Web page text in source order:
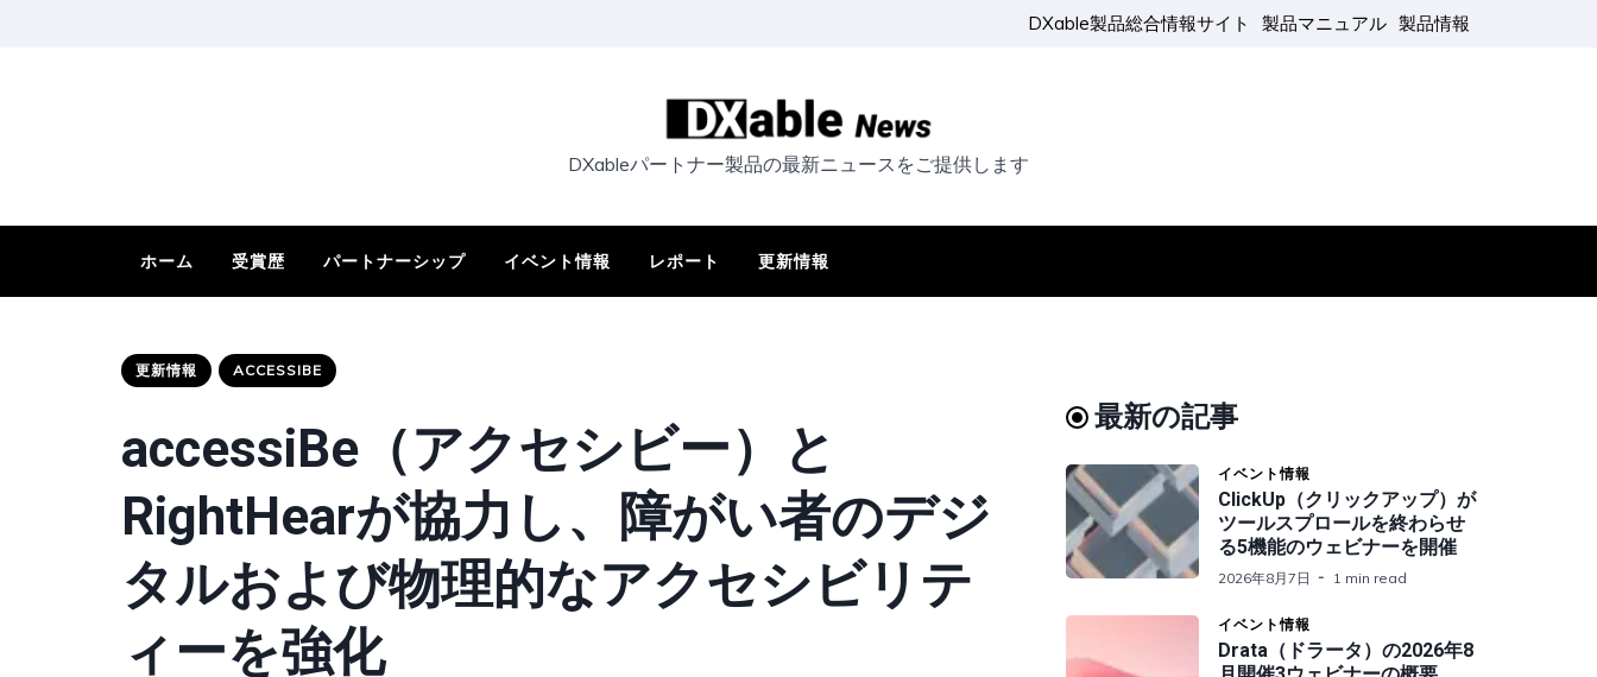
DXable製品総合情報サイト 製品マニュアル 製品情報
DXableパートナー製品の最新ニュースをご提供します
ホーム 受賞歴 パートナーシップ イベント情報 レポート 更新情報
更新情報 ACCESSIBE
accessiBe（アクセシビー）と
RightHearが協力し、障がい者のデジ
タルおよび物理的なアクセシビリテ
ィーを強化
最新の記事
イベント情報
ClickUp（クリックアップ）が
ツールスプロールを終わらせ
る5機能のウェビナーを開催
2026年8月7日 1 min read
イベント情報
Drata（ドラータ）の2026年8